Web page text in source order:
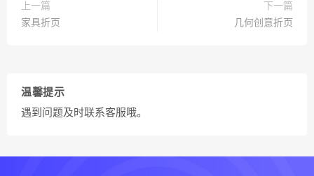
上一篇
家具折页
下一篇
几何创意折页
温馨提示
遇到问题及时联系客服哦。